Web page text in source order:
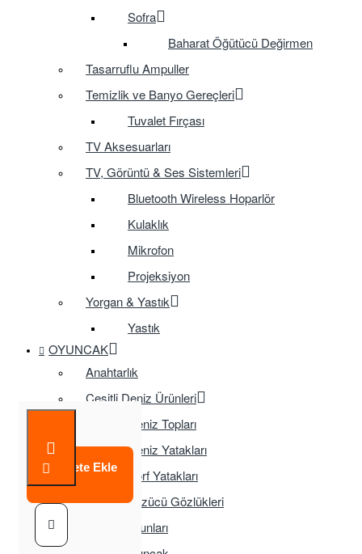
Sofra
Baharat Öğütücü Değirmen
Tasarruflu Ampuller
Temizlik ve Banyo Gereçleri
Tuvalet Fırçası
TV Aksesuarları
TV, Görüntü & Ses Sistemleri
Bluetooth Wireless Hoparlör
Kulaklık
Mikrofon
Projeksiyon
Yorgan & Yastık
Yastık
OYUNCAK
Anahtarlık
Çeşitli Deniz Ürünleri
Deniz Topları
Deniz Yatakları
Sörf Yatakları
Yüzücü Gözlükleri
Çocuk Oyunları
Sepete Ekle